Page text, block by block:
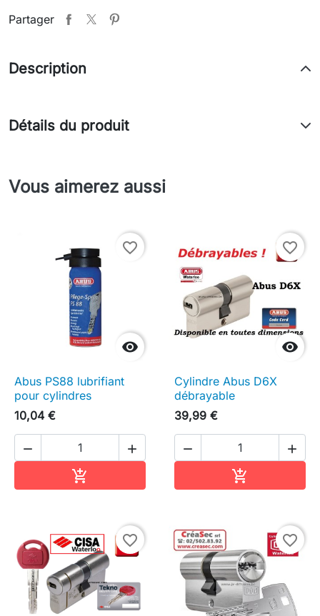
Partager
Description
Détails du produit
Vous aimerez aussi

favorite_border
Abus PS88 lubrifiant
pour cylindres
10,04 €
 


favorite_border
Cylindre Abus D6X
débrayable
39,99 €
 

favorite_border favorite_border